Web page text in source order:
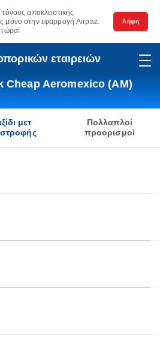
αποκλειστικής
μόνο στην εφαρμογή Airpaz.
τώρα!
Λήψη
εταιρειών
Cheap Aeromexico (AM)
μετ
Πολλαπλοί
προορισμοί